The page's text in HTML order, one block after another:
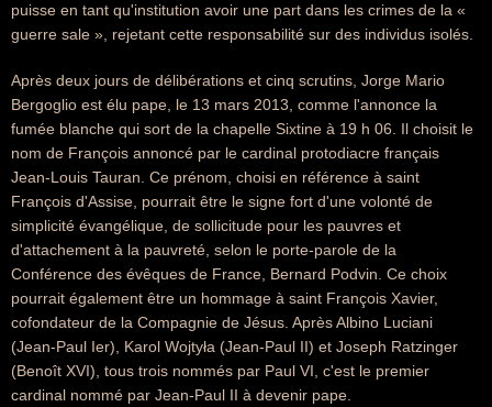
puisse en tant qu'institution avoir une part dans les crimes de la «
guerre sale », rejetant cette responsabilité sur des individus isolés.
Après deux jours de délibérations et cinq scrutins, Jorge Mario
Bergoglio est élu pape, le 13 mars 2013, comme l'annonce la
fumée blanche qui sort de la chapelle Sixtine à 19 h 06. Il choisit le
nom de François annoncé par le cardinal protodiacre français
Jean-Louis Tauran. Ce prénom, choisi en référence à saint
François d'Assise, pourrait être le signe fort d'une volonté de
simplicité évangélique, de sollicitude pour les pauvres et
d'attachement à la pauvreté, selon le porte-parole de la
Conférence des évêques de France, Bernard Podvin. Ce choix
pourrait également être un hommage à saint François Xavier,
cofondateur de la Compagnie de Jésus. Après Albino Luciani
(Jean-Paul Ier), Karol Wojtyła (Jean-Paul II) et Joseph Ratzinger
(Benoît XVI), tous trois nommés par Paul VI, c'est le premier
cardinal nommé par Jean-Paul II à devenir pape.